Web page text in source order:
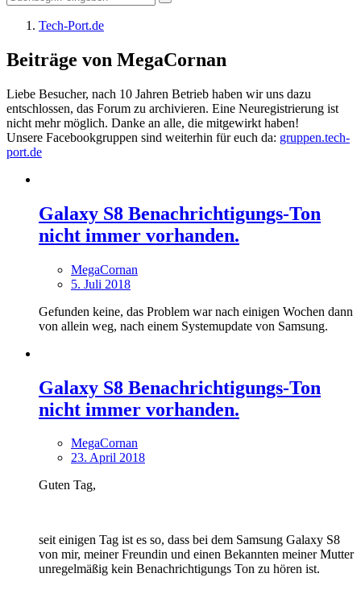
Tech-Port.de
Beiträge von MegaCornan
Liebe Besucher, nach 10 Jahren Betrieb haben wir uns dazu
entschlossen, das Forum zu archivieren. Eine Neuregistrierung ist
nicht mehr möglich. Danke an alle, die mitgewirkt haben!
Unsere Facebookgruppen sind weiterhin für euch da: gruppen.tech-
port.de
Galaxy S8 Benachrichtigungs-Ton
nicht immer vorhanden.
MegaCornan
5. Juli 2018
Gefunden keine, das Problem war nach einigen Wochen dann
von allein weg, nach einem Systemupdate von Samsung.
Galaxy S8 Benachrichtigungs-Ton
nicht immer vorhanden.
MegaCornan
23. April 2018
Guten Tag,
seit einigen Tag ist es so, dass bei dem Samsung Galaxy S8
von mir, meiner Freundin und einen Bekannten meiner Mutter
unregelmäßig kein Benachrichtigungs Ton zu hören ist.